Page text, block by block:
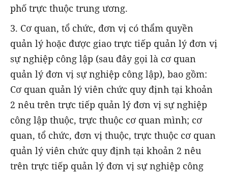
phố trực thuộc trung ương.
3. Cơ quan, tổ chức, đơn vị có thẩm quyền
quản lý hoặc được giao trực tiếp quản lý đơn vị
sự nghiệp công lập (sau đây gọi là cơ quan
quản lý đơn vị sự nghiệp công lập), bao gồm:
Cơ quan quản lý viên chức quy định tại khoản
2 nêu trên trực tiếp quản lý đơn vị sự nghiệp
công lập thuộc, trực thuộc cơ quan mình; cơ
quan, tổ chức, đơn vị thuộc, trực thuộc cơ quan
quản lý viên chức quy định tại khoản 2 nêu
trên trực tiếp quản lý đơn vị sự nghiệp công